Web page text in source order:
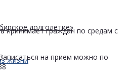
долголетие»
жизни
принимает граждан по средам с
на прием можно по